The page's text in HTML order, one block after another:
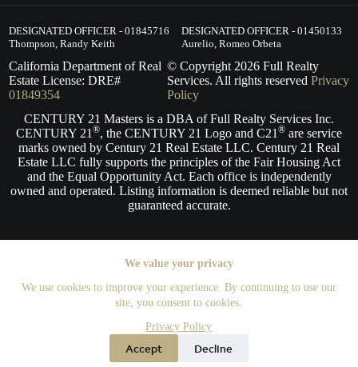
We value your privacy
We use cookies to improve your experience. By continuing to use our
site, you consent to cookies.
Privacy Policy
Accept Decline
DESIGNATED OFFICER - 01845716
Thompson, Randy Keith
DESIGNATED OFFICER - 01450133
Aurelio, Romeo Orbeta
California Department of Real
Estate License: DRE#
01849354
© Copyright 2026Full Realty
Services. All rights reserved Privacy
Policy
CENTURY 21 Masters is a DBA of Full Realty Services Inc.
CENTURY 21 ®, the CENTURY 21 Logo and C21 ® are service
marks owned by Century 21 Real Estate LLC. Century 21 Real
Estate LLC fully supports the principles of the Fair Housing Act
and the Equal Opportunity Act. Each office is independently
owned and operated. Listing information is deemed reliable but not
guaranteed accurate.
Powered by FRS